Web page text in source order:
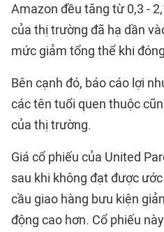
Amazon đều tăng từ 0,3 -
của thị trường đã hạ dần
mức giảm tổng thể khi
Bên cạnh đó, báo cáo lợi
các tên tuổi quen thuộc
của thị trường.
Giá cổ phiếu của United
sau khi không đạt được
cầu giao hàng bưu kiện
động cao hơn. Cổ phiếu